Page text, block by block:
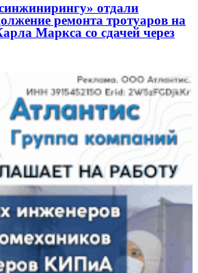
отдали
ремонта тротуаров на
Маркса со сдачей через